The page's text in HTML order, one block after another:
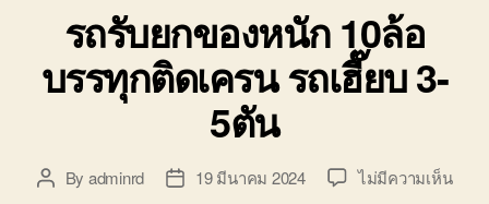
รถรับยกของหนัก 10ล้อ
บรรทุกติดเครน รถเฮี๊ยบ 3-
5ตัน
PostBy adminrd
Post19 มีนาคม 2024 ไม่มีความเห็นบน